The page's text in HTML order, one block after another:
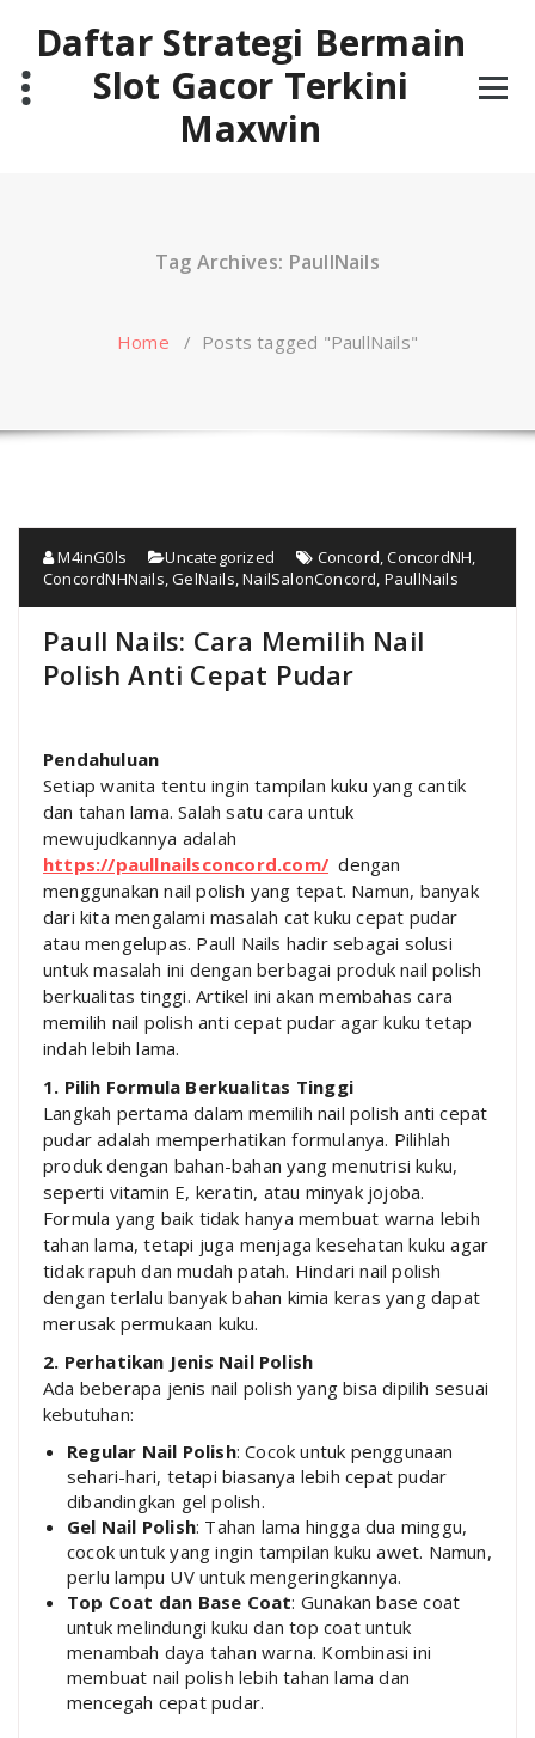
contentDaftar Strategi Bermain
Slot Gacor Terkini
Maxwin
Tag Archives: PaullNails
Home / Posts tagged "PaullNails"
M4inG0ls Uncategorized Concord ,ConcordNH
ConcordNHNails ,GelNails ,NailSalonConcord PaullNails
Paull Nails: Cara Memilih Nail
Polish Anti Cepat Pudar
Pendahuluan
Setiap wanita tentu ingin tampilan kuku yang cantik
dan tahan lama. Salah satu cara untuk
mewujudkannya adalah
https://paullnailsconcord.com/ dengan
menggunakan nail polish yang tepat. Namun, banyak
dari kita mengalami masalah cat kuku cepat pudar
atau mengelupas. Paull Nails hadir sebagai solusi
untuk masalah ini dengan berbagai produk nail polish
berkualitas tinggi. Artikel ini akan membahas cara
memilih nail polish anti cepat pudar agar kuku tetap
indah lebih lama.
1. Pilih Formula Berkualitas Tinggi
Langkah pertama dalam memilih nail polish anti cepat
pudar adalah memperhatikan formulanya. Pilihlah
produk dengan bahan-bahan yang menutrisi kuku,
seperti vitamin E, keratin, atau minyak jojoba.
Formula yang baik tidak hanya membuat warna lebih
tahan lama, tetapi juga menjaga kesehatan kuku agar
tidak rapuh dan mudah patah. Hindari nail polish
dengan terlalu banyak bahan kimia keras yang dapat
merusak permukaan kuku.
2. Perhatikan Jenis Nail Polish
Ada beberapa jenis nail polish yang bisa dipilih sesuai
kebutuhan:
Regular Nail Polish: Cocok untuk penggunaan
sehari-hari, tetapi biasanya lebih cepat pudar
dibandingkan gel polish.
Gel Nail Polish: Tahan lama hingga dua minggu,
cocok untuk yang ingin tampilan kuku awet. Namun,
perlu lampu UV untuk mengeringkannya.
Top Coat dan Base Coat: Gunakan base coat
untuk melindungi kuku dan top coat untuk
menambah daya tahan warna. Kombinasi ini
membuat nail polish lebih tahan lama dan
mencegah cepat pudar.